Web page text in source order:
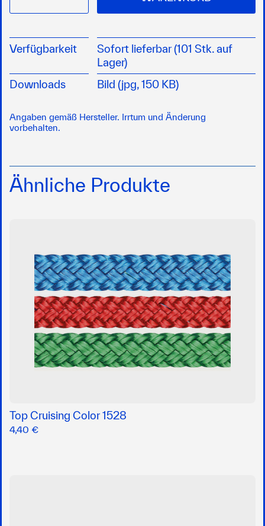
Verfügbarkeit
Sofort lieferbar (101 Stk. auf
Lager)
Downloads
Bild (jpg, 150 KB)
Angaben gemäß Hersteller. Irrtum und Änderung
vorbehalten.
Ähnliche Produkte
Top Cruising Color 1528
4,40 €